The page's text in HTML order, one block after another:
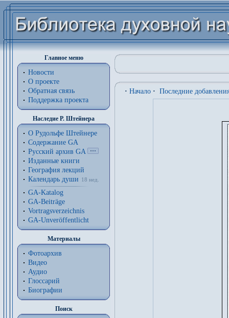
Главное меню
Новости
О проекте
Обратная связь
Поддержка проекта
Наследие Р. Штейнера
О Рудольфе Штейнере
Содержание GA
Русский архив GA
Изданные книги
География лекций
Календарь души
18 нед.
GA-Katalog
GA-Beiträge
Vortragsverzeichnis
GA-Unveröffentlicht
Материалы
Фотоархив
Видео
Аудио
Глоссарий
Биографии
Поиск
· Начало · Последние